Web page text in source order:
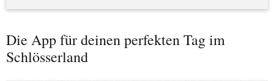
Die App für deinen perfekten Tag im
Schlösserland